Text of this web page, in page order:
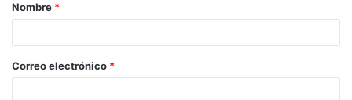
Nombre *
Correo electrónico *